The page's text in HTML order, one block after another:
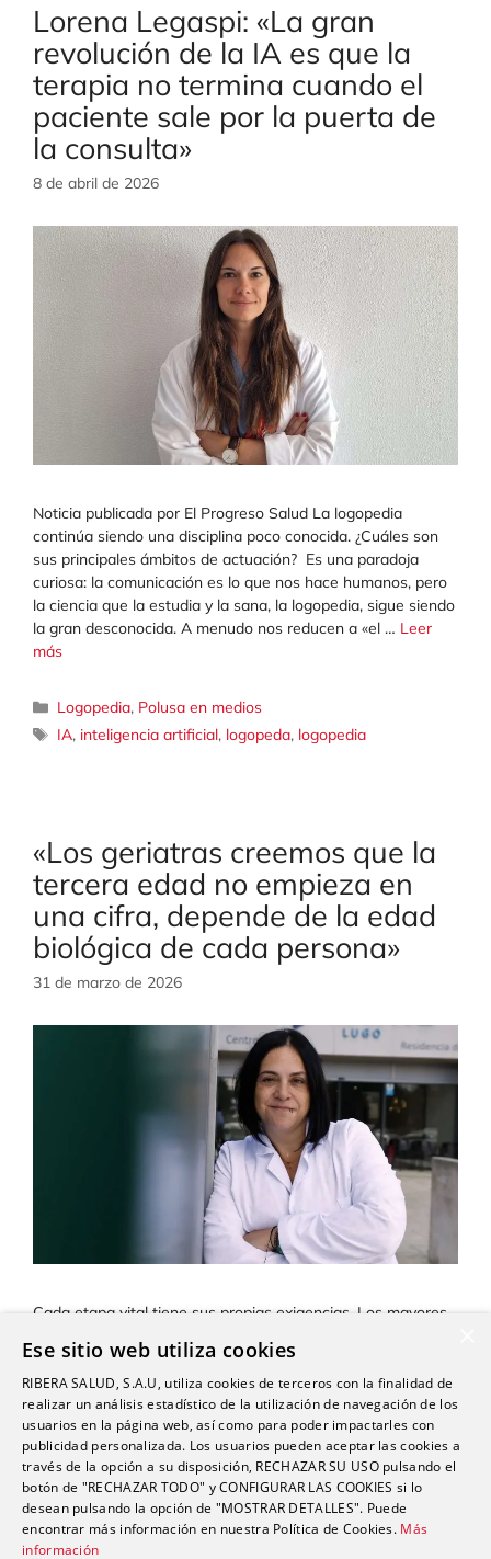
Lorena Legaspi: «La gran
revolución de la IA es que la
terapia no termina cuando el
paciente sale por la puerta de
la consulta»
8 de abril de 2026
Noticia publicada por El Progreso Salud La logopedia
continúa siendo una disciplina poco conocida. ¿Cuáles son
sus principales ámbitos de actuación? Es una paradoja
curiosa: la comunicación es lo que nos hace humanos, pero
la ciencia que la estudia y la sana, la logopedia, sigue siendo
la gran desconocida. A menudo nos reducen a «el … Leer
más
Categorías
Logopedia, Polusa en medios
Etiquetas
IA, inteligencia artificial, logopeda, logopedia
«Los geriatras creemos que la
tercera edad no empieza en
una cifra, depende de la edad
biológica de cada persona»
31 de marzo de 2026
Cada etapa vital tiene sus propias exigencias. Los mayores
tanto la salud física como la emocional. El principal objetivo
es preservar su autonomía, tal y como señala la doctora
Laila Dib Paz, geriatra de Ribera Polusa ¿Se puede
establecer en qué momento comienza la tercera edad?
Tradicionalmente, …Leer más
Categorías
Geriatría,Polusa en medios
Etiquetas
edad biológica,geriatría,profesional
Ese sitio web utiliza cookies
RIBERA SALUD, S.A.U, utiliza cookies de terceros con la finalidad de
realizar un análisis estadístico de la utilización de navegación de los
usuarios en la página web, así como para poder impactarles con
publicidad personalizada. Los usuarios pueden aceptar las cookies a
través de la opción a su disposición, RECHAZAR SU USO pulsando el
botón de "RECHAZAR TODO" y CONFIGURAR LAS COOKIES si lo
desean pulsando la opción de "MOSTRAR DETALLES". Puede
encontrar más información en nuestra Política de Cookies. Más
información